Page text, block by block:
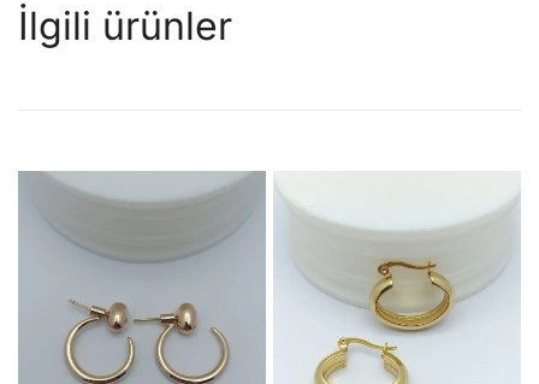
İlgili ürünler